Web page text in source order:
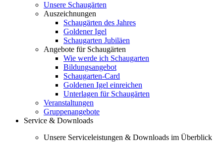
Unsere Schaugärten
Auszeichnungen
Schaugärten des Jahres
Goldener Igel
Schaugarten Jubiläen
Angebote für Schaugärten
Wie werde ich Schaugarten
Bildungsangebot
Schaugarten-Card
Goldenen Igel einreichen
Unterlagen für Schaugärten
Veranstaltungen
Gruppenangebote
Service & Downloads
Unsere Serviceleistungen & Downloads im Überblick